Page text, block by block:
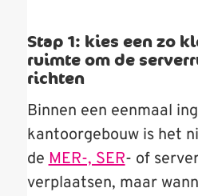
Stap 1: kies een zo
ruimte om de
richten
Binnen een eenmaal
kantoorgebouw is het
deMER-, SER- of
verplaatsen, maar